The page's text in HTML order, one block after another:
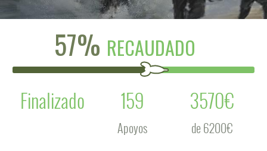
57% RECAUDADO
Finalizado
159
Apoyos
3570€
de 6200€